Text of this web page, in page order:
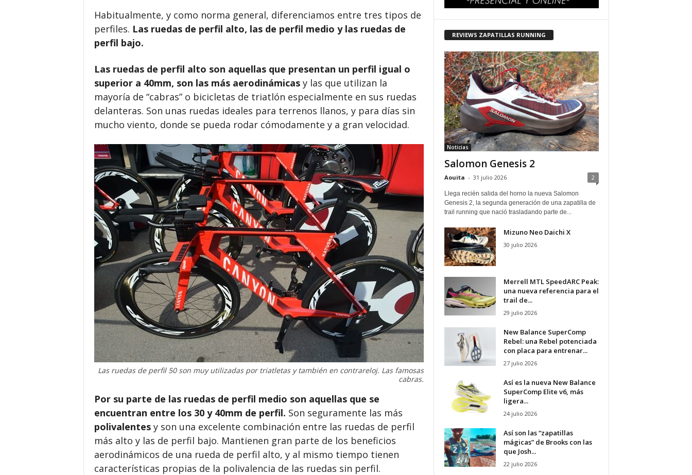
Habitualmente, y como norma general, diferenciamos entre tres tipos de
perfiles. Las ruedas de perfil alto, las de perfil medio y las ruedas de
perfil bajo.
Las ruedas de perfil alto son aquellas que presentan un perfil igual o
superior a 40mm, son las más aerodinámicasy las que utilizan la
mayoría de “cabras” o bicicletas de triatlón especialmente en sus ruedas
delanteras. Son unas ruedas ideales para terrenos llanos, y para días sin
mucho viento, donde se pueda rodar cómodamente y a gran velocidad.
Las ruedas de perfil 50 son muy utilizadas por triatletas y también en contrareloj. Las famosas
cabras.
Por su parte de las ruedas de perfil medio son aquellas que se
encuentran entre los 30 y 40mm de perfil. Son seguramente las más
polivalentesy son una excelente combinación entre las ruedas de perfil
más alto y las de perfil bajo. Mantienen gran parte de los beneficios
aerodinámicos de una rueda de perfil alto, y al mismo tiempo tienen
características propias de la polivalencia de las ruedas sin perfil.
REVIEWS ZAPATILLAS RUNNING
Noticias
Salomon Genesis 2
Aouita - 31 julio 2026 2
Llega recién salida del horno la nueva Salomon
Genesis 2, la segunda generación de una zapatilla de
trail running que nació trasladando parte de...
Mizuno Neo Daichi X
30 julio 2026
Merrell MTL SpeedARC Peak:
una nueva referencia para el
trail de...
29 julio 2026
New Balance SuperComp
Rebel: una Rebel potenciada
con placa para entrenar...
27 julio 2026
Así es la nueva New Balance
SuperComp Elite v6, más
ligera...
24 julio 2026
Así son las “zapatillas
mágicas” de Brooks con las
que Josh...
22 julio 2026